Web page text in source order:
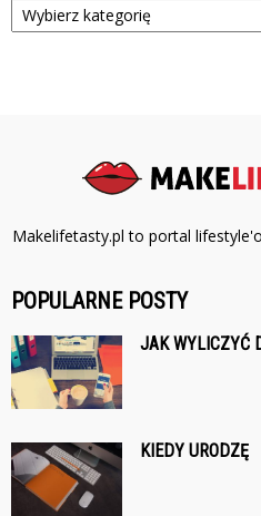
Makelifetasty.pl to portal
POPULARNE POSTY
JAK WYLICZYĆ
KIEDY URODZĘ